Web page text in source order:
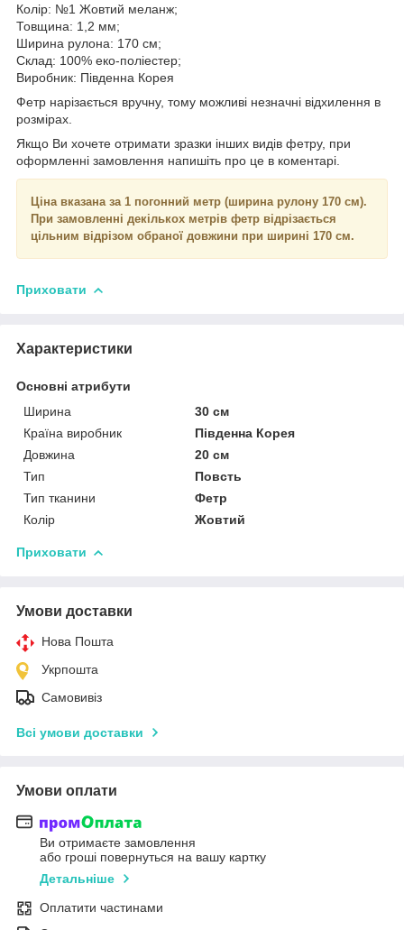
Колір: №1 Жовтий меланж;
Товщина: 1,2 мм;
Ширина рулона: 170 см;
Склад: 100% еко-поліестер;
Виробник: Південна Корея
Фетр нарізається вручну, тому можливі незначні відхилення в
розмірах.
Якщо Ви хочете отримати зразки інших видів фетру, при
оформленні замовлення напишіть про це в коментарі.
Ціна вказана за 1 погонний метр (ширина рулону 170 см).
При замовленні декількох метрів фетр відрізається
цільним відрізом обраної довжини при ширині 170 см.
Приховати
Характеристики
Основні атрибути
Ширина
30 см
Країна виробник
Південна Корея
Довжина
20 см
Тип
Повсть
Тип тканини
Фетр
Колір
Жовтий
Приховати
Умови доставки
Нова Пошта
Укрпошта
Самовивіз
Всі умови доставки
Умови оплати
Ви отримаєте замовлення
або гроші повернуться на вашу картку
Детальніше
Оплатити частинами